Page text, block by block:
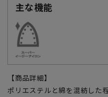
主な機能
【商品詳細】
ポリエステルと綿を混紡した